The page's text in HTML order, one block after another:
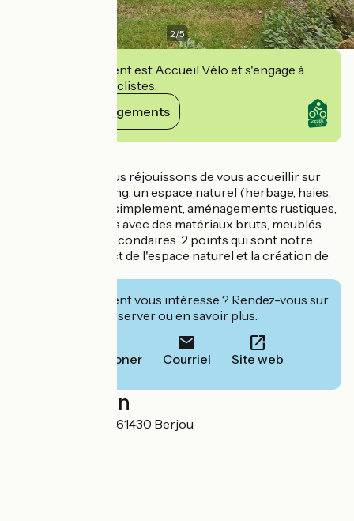
2/5
Cet établissement est Accueil Vélo et s'engage à
accueillir des cyclistes.
Voir ses engagements
Paysans, nous nous réjouissons de vous accueillir sur
notre petit camping, un espace naturel (herbage, haies,
poiriers...) équipé simplement, aménagements rustiques,
propres, fabriqués avec des matériaux bruts, meublés
avec des objets secondaires. 2 points qui sont notre
priorité : le respect de l'espace naturel et la création de
Cet établissement vous intéresse ? Rendez-vous sur
leur site pour réserver ou en savoir plus.
Téléphoner Courriel Site web
Localisation
2 Les Rocquerets 61430 Berjou